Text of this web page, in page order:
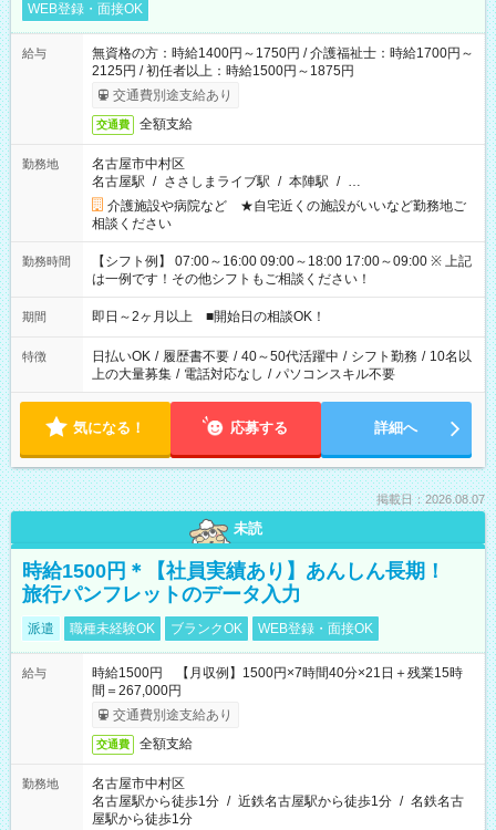
WEB登録・面接OK
給与
無資格の方：時給1400円～1750円 / 介護福祉士：時給1700円～
2125円 / 初任者以上：時給1500円～1875円
交通費別途支給あり
交通費 全額支給
勤務地
名古屋市中村区
名古屋駅 / ささしまライブ駅 / 本陣駅 / …
介護施設や病院など ★自宅近くの施設がいいなど勤務地ご
相談ください
勤務時間
【シフト例】 07:00～16:00 09:00～18:00 17:00～09:00 ※ 上記
は一例です！その他シフトもご相談ください！
期間 即日～2ヶ月以上 ■開始日の相談OK！
特徴 日払いOK / 履歴書不要 / 40～50代活躍中 / シフト勤務 / 10名以
上の大量募集 / 電話対応なし / パソコンスキル不要
気になる！ 応募する 詳細へ
掲載日：2026.08.07
未読
時給1500円＊【社員実績あり】あんしん長期！
旅行パンフレットのデータ入力
派遣 職種未経験OK ブランクOK WEB登録・面接OK
給与
時給1500円 【月収例】1500円×7時間40分×21日＋残業15時
間＝267,000円
交通費別途支給あり
交通費 全額支給
勤務地
名古屋市中村区
名古屋駅から徒歩1分 / 近鉄名古屋駅から徒歩1分 / 名鉄名古
屋駅から徒歩1分